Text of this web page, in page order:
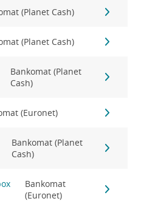
(Planet Cash)
(Planet Cash)
Bankomat (Planet
Cash)
(Euronet)
Bankomat (Planet
Cash)
Bankomat
(Euronet)